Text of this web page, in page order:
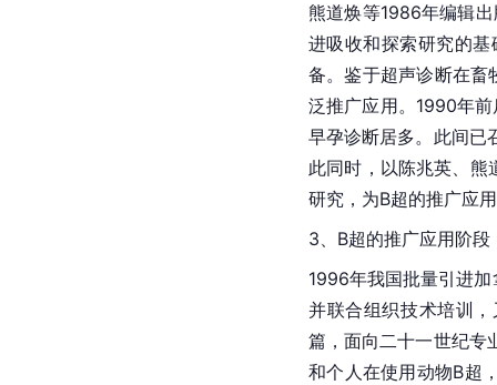
熊道焕等1986年编辑
进吸收和探索研究的
备。鉴于超声诊断在畜
泛推广应用。1990年
早孕诊断居多。此间已
此同时，以陈兆英、熊
研究，为B超的推广应
3、B超的推广应用阶段
1996年我国批量引进
并联合组织技术培训
篇，面向二十一世纪专
和个人在使用动物B超